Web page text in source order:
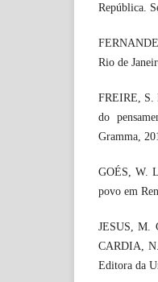
República.
Rio de
FREIRE, S.
do
Gramma,
GOÉS, W.
povo em
JESUS, M.
CARDIA,
Editora da